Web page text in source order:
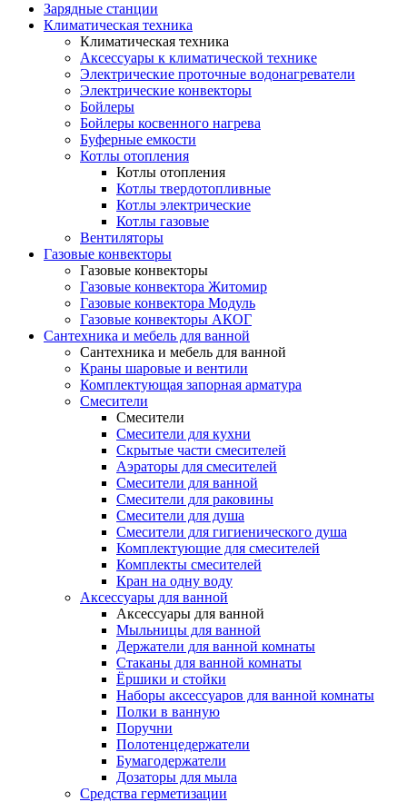
Зарядные станции
Климатическая техника
Климатическая техника
Аксессуары к климатической технике
Электрические проточные водонагреватели
Электрические конвекторы
Бойлеры
Бойлеры косвенного нагрева
Буферные емкости
Котлы отопления
Котлы отопления
Котлы твердотопливные
Котлы электрические
Котлы газовые
Вентиляторы
Газовые конвекторы
Газовые конвекторы
Газовые конвектора Житомир
Газовые конвектора Модуль
Газовые конвекторы АКОГ
Сантехника и мебель для ванной
Сантехника и мебель для ванной
Краны шаровые и вентили
Комплектующая запорная арматура
Смесители
Смесители
Смесители для кухни
Скрытые части смесителей
Аэраторы для смесителей
Смесители для ванной
Смесители для раковины
Смесители для душа
Смесители для гигиенического душа
Комплектующие для смесителей
Комплекты смесителей
Кран на одну воду
Аксессуары для ванной
Аксессуары для ванной
Мыльницы для ванной
Держатели для ванной комнаты
Стаканы для ванной комнаты
Ёршики и стойки
Наборы аксессуаров для ванной комнаты
Полки в ванную
Поручни
Полотенцедержатели
Бумагодержатели
Дозаторы для мыла
Средства герметизации